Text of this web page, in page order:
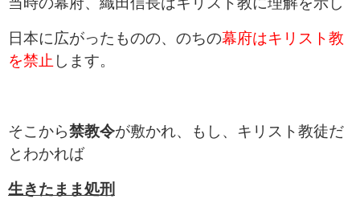
日本に広がったものの、のちの幕府はキリスト教
を禁止 します。
そこから禁教令が敷かれ、もし、キリスト教徒だ
とわかれば
生きたまま処刑